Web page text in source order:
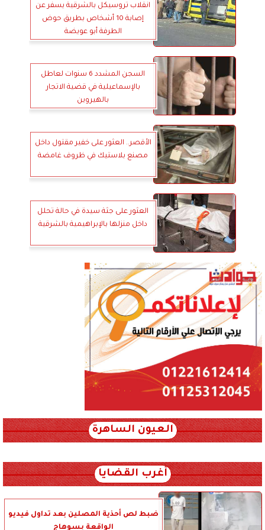
انقلاب تروسيكل بالشرقية يسفر عن
إصابة 10 أشخاص بطريق حوض
الطرفة أبو عويضة
السجن المشدد 6 سنوات لعاطل
بالإسماعيلية في قضية الاتجار
بالهيروين
الأقصر.. العثور على خفير مقتول داخل
مصنع بلاستيك في ظروف غامضة
العثور على جثة سيدة في حالة تحلل
داخل منزلها بالإبراهيمية بالشرقية
العيون الساهرة
أغرب القضايا
ضبط لص أحذية المصلين بعد تداول فيديو
الواقعة بسوهاج